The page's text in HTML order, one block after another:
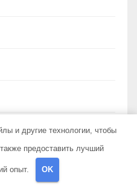
и другие технологии, чтобы
предоставить лучший
опыт. OK